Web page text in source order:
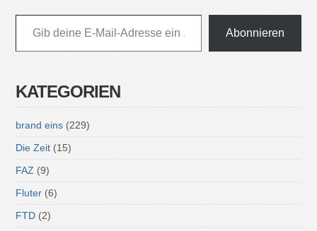
Gib deine E-Mail-Adresse ein ...
Abonnieren
KATEGORIEN
brand eins (229)
Die Zeit (15)
FAZ (9)
Fluter (6)
FTD (2)